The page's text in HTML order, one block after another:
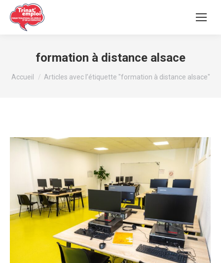
formation à distance alsace
Vous êtes ici :
Accueil Articles avec l’étiquette "formation à distance alsace"